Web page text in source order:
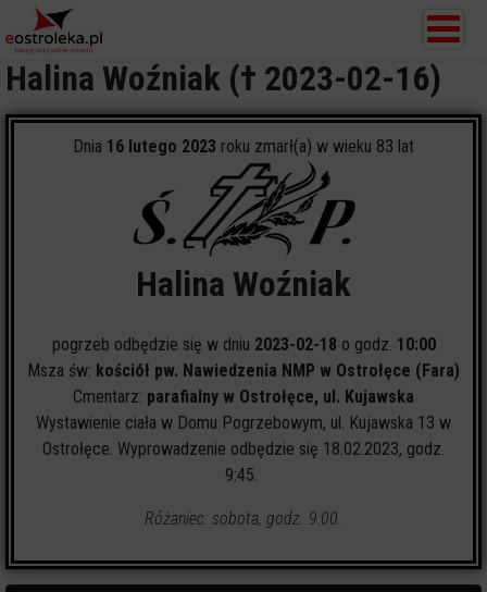
Halina Woźniak († 2023-02-16)
Dnia 16 lutego 2023 roku zmarł(a) w wieku 83 lat
Halina Woźniak
pogrzeb odbędzie się w dniu 2023-02-18 o godz. 10:00
Msza św: kościół pw. Nawiedzenia NMP w Ostrołęce (Fara)
Cmentarz: parafialny w Ostrołęce, ul. Kujawska
Wystawienie ciała w Domu Pogrzebowym, ul. Kujawska 13 w
Ostrołęce. Wyprowadzenie odbędzie się 18.02.2023, godz.
9:45.
Różaniec: sobota, godz. 9:00.